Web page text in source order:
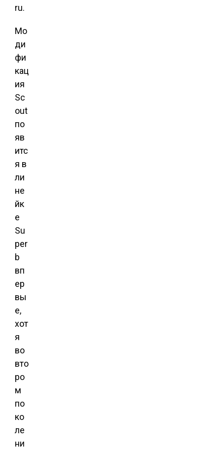
ru.
Мо
ди
фи
кац
ия
Sc
out
по
яв
итс
я в
ли
не
йк
е
Su
per
b
вп
ер
вы
е,
хот
я
во
вто
ро
м
по
ко
ле
ни